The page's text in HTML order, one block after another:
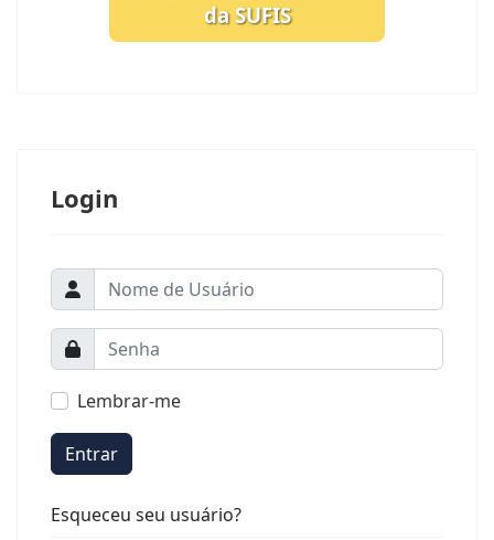
da SUFIS
Login
Lembrar-me
Entrar
Esqueceu seu usuário?